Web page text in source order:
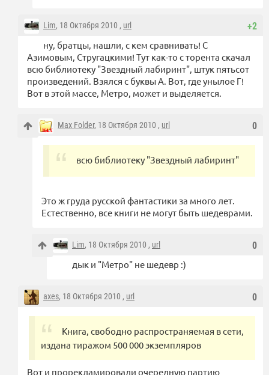
+2
Lim, 18 Октября 2010 , url
ну, братцы, нашли, с кем сравнивать! С
Азимовым, Стругацкими! Тут как-то с торента скачал
всю библиотеку "Звездный лабиринт", штук пятьсот
произведений. Взялся с буквы А. Вот, где унылое Г!
Вот в этой массе, Метро, может и выделяется.
0
Max Folder, 18 Октября 2010 , url
всю библиотеку "Звездный лабиринт"
Это ж груда русской фантастики за много лет.
Естественно, все книги не могут быть шедеврами.
0
Lim, 18 Октября 2010 , url
дык и "Метро" не шедевр :)
0
axes, 18 Октября 2010 , url
Книга, свободно распространяемая в сети,
издана тиражом 500 000 экземпляров
Вот и прорекламировали очередную партию